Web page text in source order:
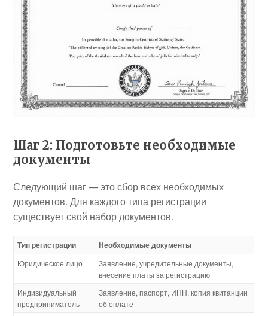
Шаг 2: Подготовьте необходимые
документы
Следующий шаг — это сбор всех необходимых
документов. Для каждого типа регистрации
существует свой набор документов.
Тип регистрации Необходимые документы
Юридическое лицо
Заявление, учредительные документы,
внесение платы за регистрацию
Индивидуальный
предприниматель
Заявление, паспорт, ИНН, копия квитанции
об оплате